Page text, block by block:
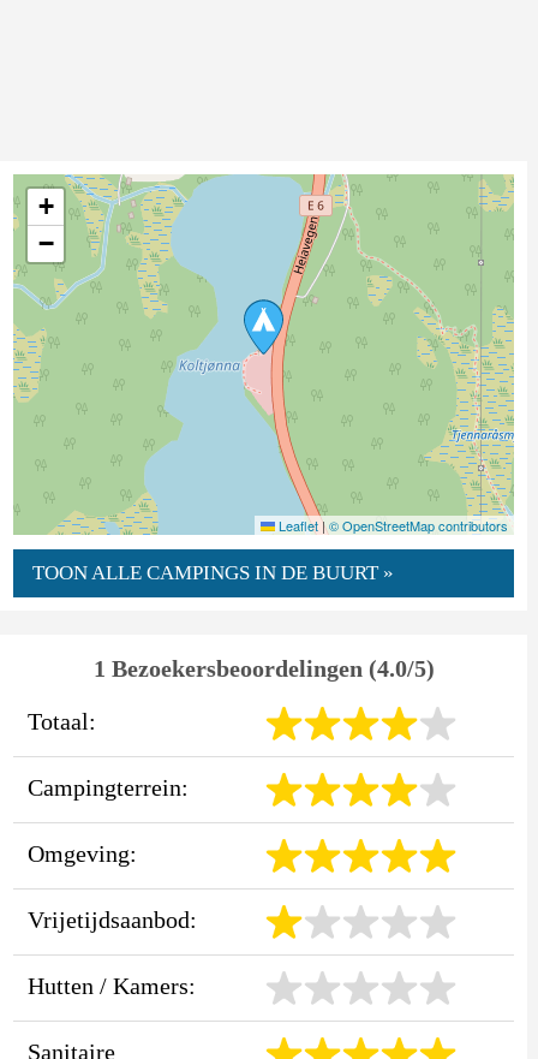
+
−
Leaflet|© OpenStreetMap contributors
TOON ALLE CAMPINGS IN DE BUURT »
1 Bezoekersbeoordelingen (4.0/5)
Totaal:
Campingterrein:
Omgeving:
Vrijetijdsaanbod:
Hutten / Kamers:
Sanitaire